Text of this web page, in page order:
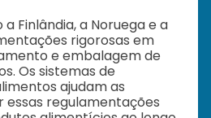
Finlândia, a Noruega e a
rigorosas em
e embalagem de
Os sistemas de
ajudam as
regulamentações